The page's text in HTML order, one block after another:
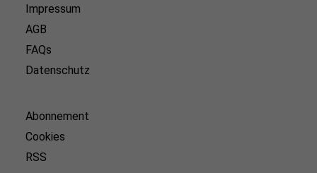
Impressum
AGB
FAQs
Datenschutz
Abonnement
Cookies
RSS